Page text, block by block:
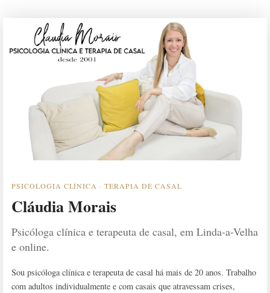
PSICOLOGIA CLÍNICA · TERAPIA DE CASAL
Cláudia Morais
Psicóloga clínica e terapeuta de casal, em Linda-a-Velha
e online.
Sou psicóloga clínica e terapeuta de casal há mais de 20 anos. Trabalho
com adultos individualmente e com casais que atravessam crises,